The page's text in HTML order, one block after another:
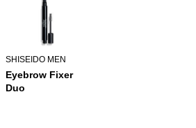
SHISEIDO MEN
Eyebrow Fixer
Duo